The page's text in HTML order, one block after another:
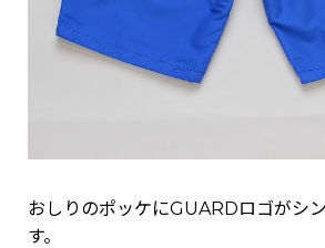
おしりのポッケにGUARDロゴがシ
す。